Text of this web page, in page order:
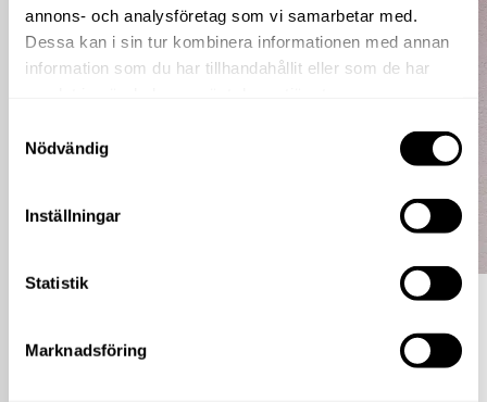
annons- och analysföretag som vi samarbetar med.
Dessa kan i sin tur kombinera informationen med annan
information som du har tillhandahållit eller som de har
Nödvändig
Inställningar
Statistik
Marknadsföring